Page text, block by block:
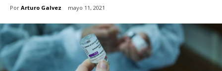
Por Arturo Galvez mayo 11, 2021